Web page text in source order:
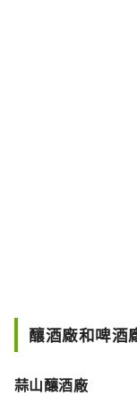
釀酒廠和啤酒
蒜山釀酒廠